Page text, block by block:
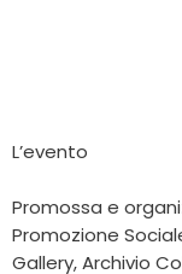
L’evento
Promossa e
Promozione
Gallery, Archivio